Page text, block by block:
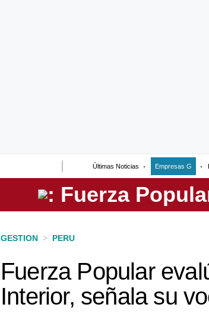
Últimas Noticias Empresas G
GESTION > PERU
Fuerza Popular
Interior, señala su